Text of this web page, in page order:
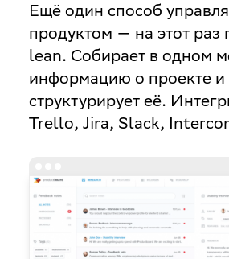
Ещё один способ
продуктом — на этот раз
lean. Собирает в одном
информацию о проекте и
структурирует её.
Trello, Jira, Slack,